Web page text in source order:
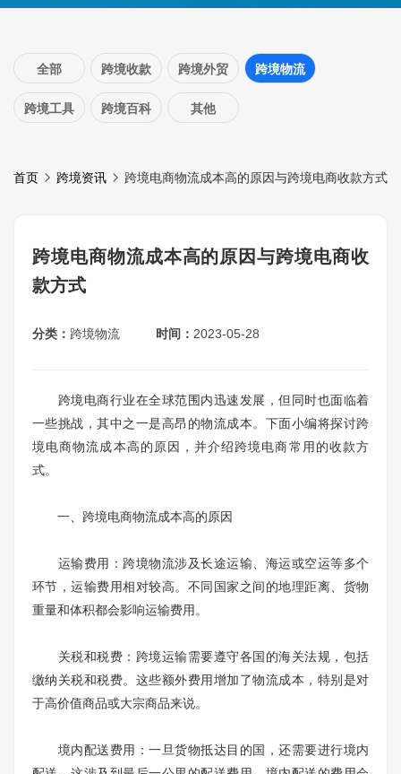
全部 跨境收款 跨境外贸 跨境物流
跨境工具 跨境百科 其他
首页 跨境资讯 跨境电商物流成本高的原因与跨境电商收款方式
跨境电商物流成本高的原因与跨境电商收
款方式
分类： 跨境物流 时间： 2023-05-28
跨境电商行业在全球范围内迅速发展，但同时也面临着
一些挑战，其中之一是高昂的物流成本。下面小编将探讨跨
境电商物流成本高的原因，并介绍跨境电商常用的收款方
式。
一、跨境电商物流成本高的原因
运输费用：跨境物流涉及长途运输、海运或空运等多个
环节，运输费用相对较高。不同国家之间的地理距离、货物
重量和体积都会影响运输费用。
关税和税费：跨境运输需要遵守各国的海关法规，包括
缴纳关税和税费。这些额外费用增加了物流成本，特别是对
于高价值商品或大宗商品来说。
境内配送费用：一旦货物抵达目的国，还需要进行境内